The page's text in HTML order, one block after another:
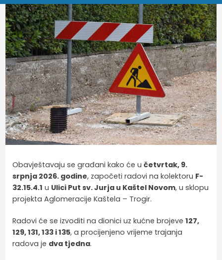
Obavještavaju se građani kako će učetvrtak, 9.
srpnja 2026. godine, započeti radovi na kolektoru F-
32.15.4.1 u Ulici Put sv. Jurja u Kaštel Novom, u sklopu
projekta Aglomeracije Kaštela – Trogir.
Radovi će se izvoditi na dionici uz kućne brojeve127,
129, 131, 133 i 135, a procijenjeno vrijeme trajanja
radova je dva tjedna.